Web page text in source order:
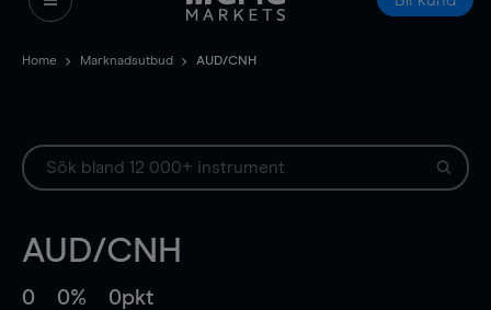
Home Marknadsutbud AUD/CNH
AUD/CNH
0 0% 0pkt